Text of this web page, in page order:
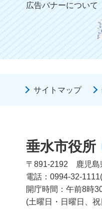
広告バナーについて
サイトマップ
垂水市役所
〒891-2192
鹿児
電話：0994-32-
開庁時間：午前8時
(土曜日・日曜日、